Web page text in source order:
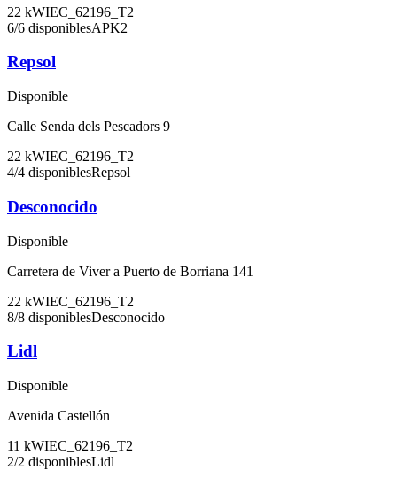
22 kWIEC_62196_T2
6/6 disponiblesAPK2
Repsol
Disponible
Calle Senda dels Pescadors 9
22 kWIEC_62196_T2
4/4 disponiblesRepsol
Desconocido
Disponible
Carretera de Viver a Puerto de Borriana 141
22 kWIEC_62196_T2
8/8 disponiblesDesconocido
Lidl
Disponible
Avenida Castellón
11 kWIEC_62196_T2
2/2 disponiblesLidl